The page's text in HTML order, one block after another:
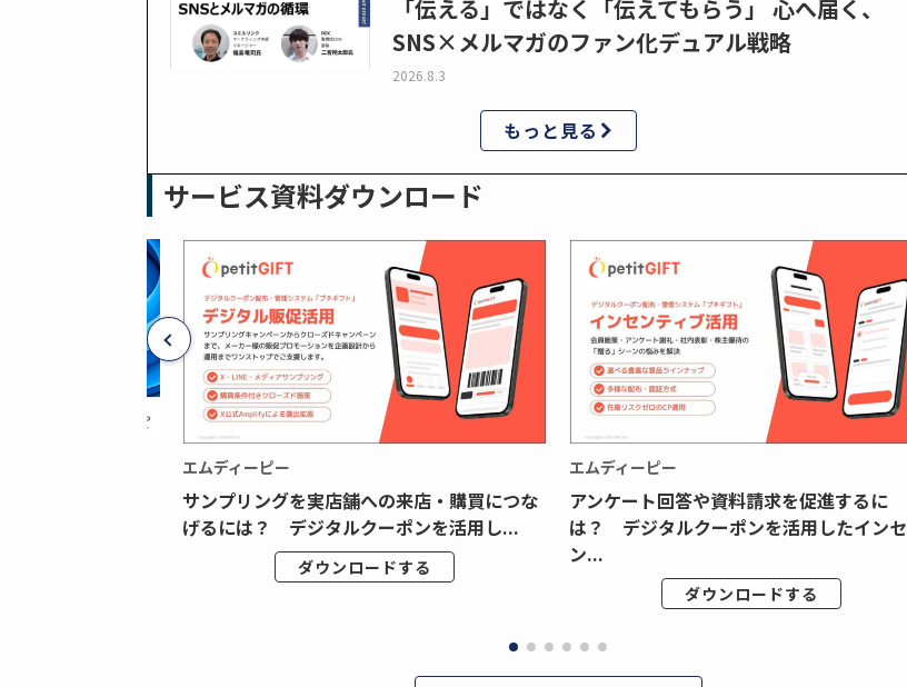
「伝える」ではなく「伝えてもらう」 心へ届く、
SNS×メルマガのファン化デュアル戦略
2026.8.3
もっと見る
サービス資料ダウンロード
エムディーピー
サンプリングを実店舗への来店・購買につな
げるには？ デジタルクーポンを活用し...
ダウンロードする
エムディーピー
アンケート回答や資料請求を促進するに
は？ デジタルクーポンを活用したインセ
ン...
ダウンロードする